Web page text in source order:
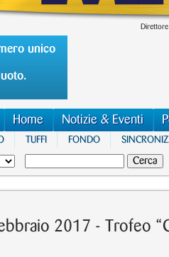
unico
Home Notizie & Eventi
TUFFI FONDO
2017 - Trofeo